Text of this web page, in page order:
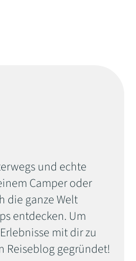
und echte
Camper oder
die ganze Welt
entdecken. Um
mit dir zu
Reiseblog gegründet!